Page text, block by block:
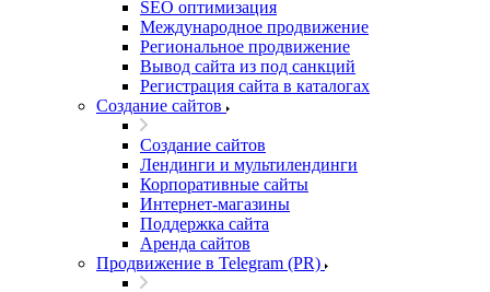
SEO оптимизация
Международное продвижение
Региональное продвижение
Вывод сайта из под санкций
Регистрация сайта в каталогах
Создание сайтов
Создание сайтов
Лендинги и мультилендинги
Корпоративные сайты
Интернет-магазины
Поддержка сайта
Аренда сайтов
Продвижение в Telegram (PR)